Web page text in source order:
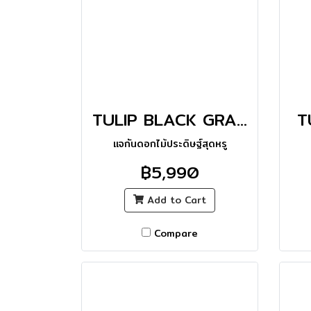
TULIP BLACK GRANDE VASE_M
แจกันดอกไม้ประดิษฐ์สุดหรู
฿5,990
Add to Cart
Compare